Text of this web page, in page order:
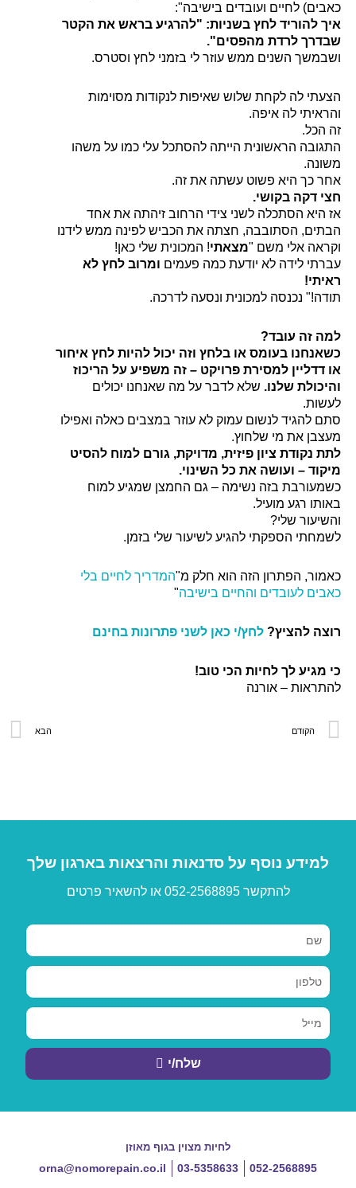
לחיים ועובדים בישיבה":
להוריד לחץ בשניות: "להרגיע בראש את הקטר
לרדת מהפסים".
השנים ממש עוזר לי בזמני לחץ וסטרס.
לה לקחת שלוש שאיפות לנקודות מסוימות
לה איפה.
הראשונית הייתה להסתכל עלי כמו על משהו
כך היא פשוט עשתה את זה.
דקה בקושי.
הסתכלה לשני צידי הרחוב זיהתה את אחד
הסתובבה, חצתה את הכביש לפינה ממש לידנו
אלי משם "מצאתי! המכונית שלי כאן!
לידה לא יודעת כמה פעמיםומרוב לחץ לא
נכנסה למכונית ונסעה לדרכה.
זה עובד?
בעומס או בלחץ וזה יכול להיות לחץ איחור
למסירת פרויקט – זה משפיע על הריכוז
שלנו.שלא לדבר על מה שאנחנו יכולים
להגיד לנשום עמוק לא עוזר במצבים כאלה ואפילו
את מי שלחוץ.
נקודת ציון פיזית, מדויקת, גורם למוח להסיט
– ועושה את כל השינוי.
בזה נשימה – גם החמצן שמגיע למוח
רגע מועיל.
שלי?
הספקתי להגיע לשיעור שלי בזמן.
הפתרון הזה הוא חלק מ"המדריך לחיים בלי
לעובדים והחיים בישיבה"
להציץ?לחץ/י כאן לשני פתרונות בחינם
לך לחיות הכי טוב!
– אורנה
נוסף על סדנאות והרצאות בארגון שלך
להתקשר 052-2568895 או להשאיר פרטים
שלח/י
לחיות מצוין בגוף מאוזן
052-2568895
03-5358633
orna@nomorepain.co.il